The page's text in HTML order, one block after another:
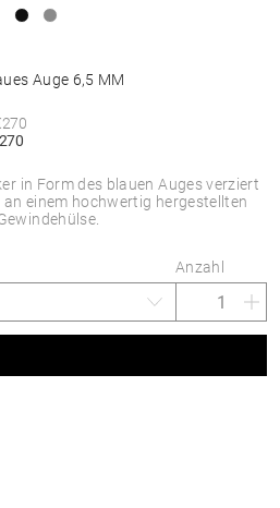
in Form des blauen Auges verziert
einem hochwertig hergestellten
Auge 6,5 MM
Anzahl